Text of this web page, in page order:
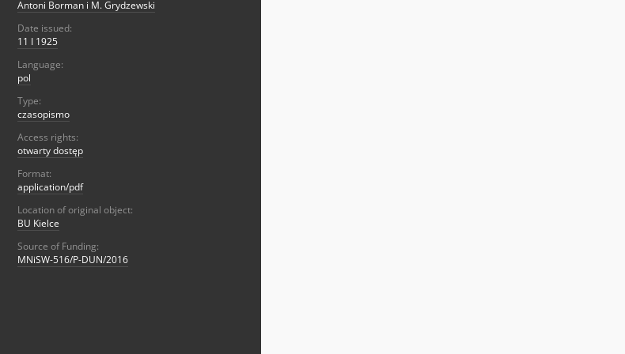
Antoni Borman i M. Grydzewski
Date issued:
11 I 1925
Language:
pol
Type:
czasopismo
Access rights:
otwarty dostęp
Format:
application/pdf
Location of original object:
BU Kielce
Source of Funding:
MNiSW-516/P-DUN/2016